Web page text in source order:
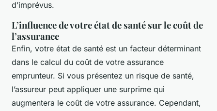
d’imprévus.
L’influence de votre état de santé sur le coût de
l’assurance
Enfin, votre état de santé est un facteur déterminant
dans le calcul du coût de votre assurance
emprunteur. Si vous présentez un risque de santé,
l’assureur peut appliquer une surprime qui
augmentera le coût de votre assurance. Cependant,